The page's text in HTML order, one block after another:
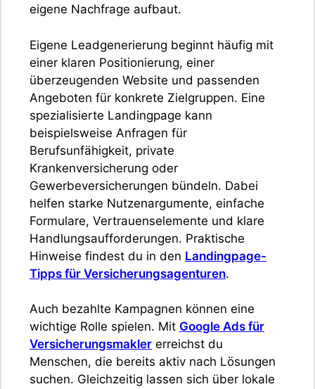
eigene Nachfrage aufbaut.
Eigene Leadgenerierung beginnt häufig mit
einer klaren Positionierung, einer
überzeugenden Website und passenden
Angeboten für konkrete Zielgruppen. Eine
spezialisierte Landingpage kann
beispielsweise Anfragen für
Berufsunfähigkeit, private
Krankenversicherung oder
Gewerbeversicherungen bündeln. Dabei
helfen starke Nutzenargumente, einfache
Formulare, Vertrauenselemente und klare
Handlungsaufforderungen. Praktische
Hinweise findest du in den Landingpage-
Tipps für Versicherungsagenturen.
Auch bezahlte Kampagnen können eine
wichtige Rolle spielen. Mit Google Ads für
Versicherungsmakler erreichst du
Menschen, die bereits aktiv nach Lösungen
suchen. Gleichzeitig lassen sich über lokale